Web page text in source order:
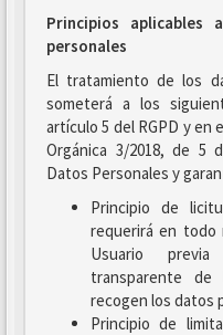
Principios
personales
El tratamiento de los
someterá a los
artículo 5 del RGPD y en
Orgánica 3/2018, de 5
Datos Personales y
Principio de
requerirá en todo
Usuario previa
transparente
recogen los datos
Principio de